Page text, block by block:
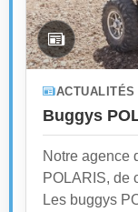
ACTUALITÉS
Buggys
Notre agence
POLARIS, de
Les buggys